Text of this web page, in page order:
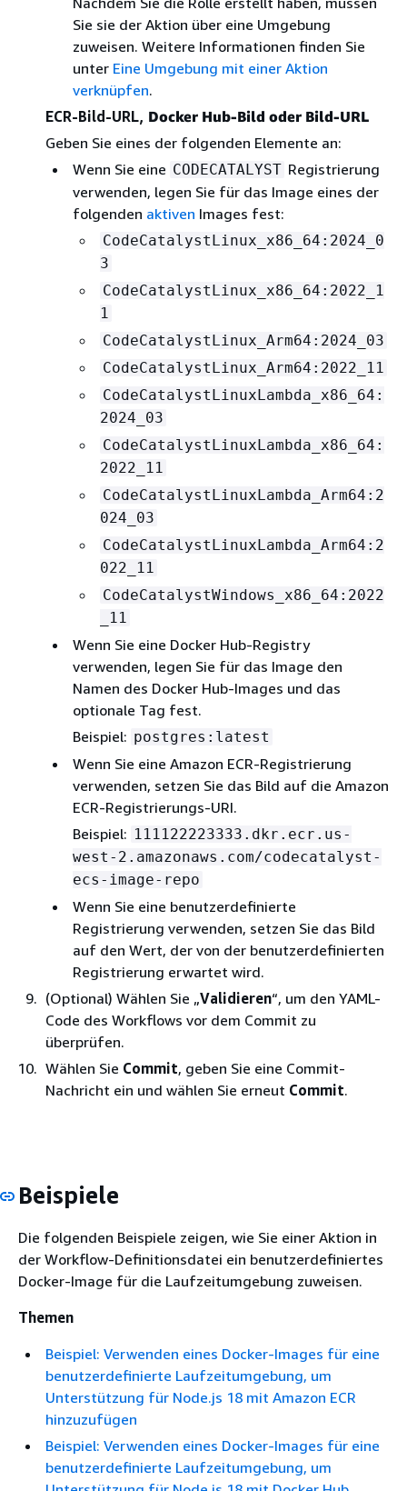
Sie sie der Aktion über eine Umgebung
zuweisen. Weitere Informationen finden Sie
unter Eine Umgebung mit einer Aktion
verknüpfen.
ECR-Bild-URL, Docker Hub-Bild oder Bild-URL
Geben Sie eines der folgenden Elemente an:
Wenn Sie eine CODECATALYST Registrierung
verwenden, legen Sie für das Image eines der
folgenden aktiven Images fest:
CodeCatalystLinux_x86_64:2024_0
3
CodeCatalystLinux_x86_64:2022_1
1
CodeCatalystLinux_Arm64:2024_03
CodeCatalystLinux_Arm64:2022_11
CodeCatalystLinuxLambda_x86_64:
2024_03
CodeCatalystLinuxLambda_x86_64:
2022_11
CodeCatalystLinuxLambda_Arm64:2
024_03
CodeCatalystLinuxLambda_Arm64:2
022_11
CodeCatalystWindows_x86_64:2022
_11
Wenn Sie eine Docker Hub-Registry
verwenden, legen Sie für das Image den
Namen des Docker Hub-Images und das
optionale Tag fest.
Beispiel: postgres:latest
Wenn Sie eine Amazon ECR-Registrierung
verwenden, setzen Sie das Bild auf die Amazon
ECR-Registrierungs-URI.
Beispiel: 111122223333.dkr.ecr.us-
west-2.amazonaws.com/codecatalyst-
ecs-image-repo
Wenn Sie eine benutzerdefinierte
Registrierung verwenden, setzen Sie das Bild
auf den Wert, der von der benutzerdefinierten
Registrierung erwartet wird.
(Optional) Wählen Sie „Validieren“, um den YAML-
Code des Workflows vor dem Commit zu
überprüfen.
Wählen Sie Commit, geben Sie eine Commit-
Nachricht ein und wählen Sie erneut Commit.
Beispiele
Die folgenden Beispiele zeigen, wie Sie einer Aktion in
der Workflow-Definitionsdatei ein benutzerdefiniertes
Docker-Image für die Laufzeitumgebung zuweisen.
Themen
Beispiel: Verwenden eines Docker-Images für eine
benutzerdefinierte Laufzeitumgebung, um
Unterstützung für Node.js 18 mit Amazon ECR
hinzuzufügen
Beispiel: Verwenden eines Docker-Images für eine
benutzerdefinierte Laufzeitumgebung, um